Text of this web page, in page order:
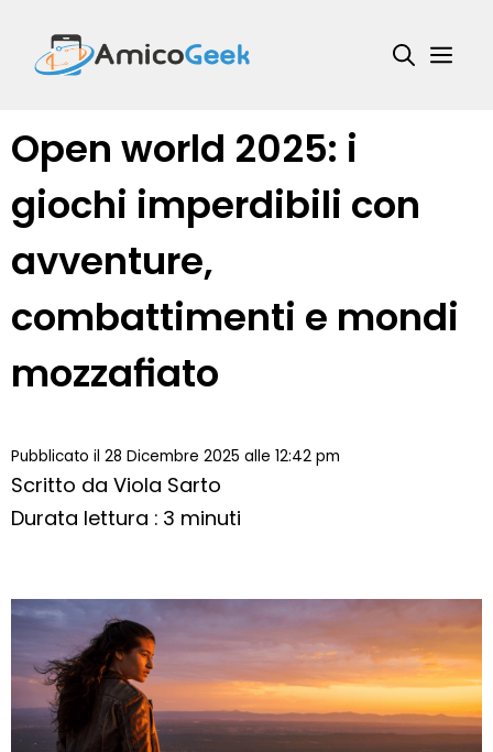
contenuto
Open world 2025: i
giochi imperdibili con
avventure,
combattimenti e mondi
mozzafiato
Pubblicato il 28 Dicembre 2025 alle 12:42 pm
Scritto da Viola Sarto
Durata lettura : 3 minuti